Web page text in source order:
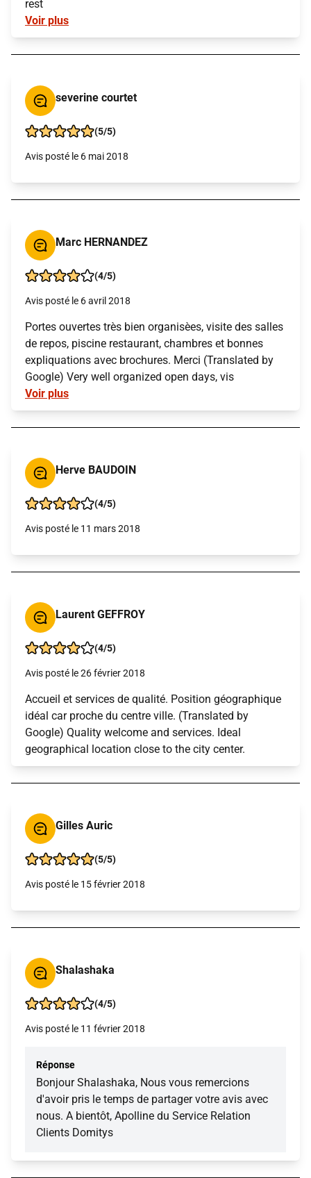
rest
Voir plus
severine courtet
(5/5)
Avis posté le 6 mai 2018
Marc HERNANDEZ
(4/5)
Avis posté le 6 avril 2018
Portes ouvertes très bien organisèes, visite des salles
de repos, piscine restaurant, chambres et bonnes
expliquations avec brochures. Merci (Translated by
Google) Very well organized open days, vis
Voir plus
Herve BAUDOIN
(4/5)
Avis posté le 11 mars 2018
Laurent GEFFROY
(4/5)
Avis posté le 26 février 2018
Accueil et services de qualité. Position géographique
idéal car proche du centre ville. (Translated by
Google) Quality welcome and services. Ideal
geographical location close to the city center.
Gilles Auric
(5/5)
Avis posté le 15 février 2018
Shalashaka
(4/5)
Avis posté le 11 février 2018
Réponse
Bonjour Shalashaka, Nous vous remercions
d'avoir pris le temps de partager votre avis avec
nous. A bientôt, Apolline du Service Relation
Clients Domitys